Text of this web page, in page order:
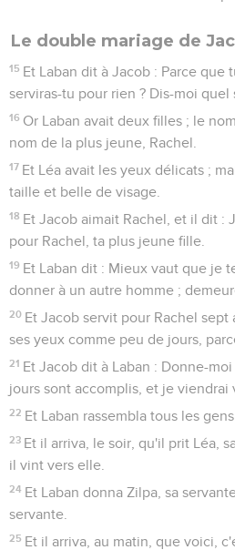
Le double mariage de
15 Et Laban dit à Jacob : Parce que
serviras-tu pour rien ? Dis-moi quel
16 Or Laban avait deux filles ; le
nom de la plus jeune, Rachel.
17 Et Léa avait les yeux délicats ;
taille et belle de visage.
18 Et Jacob aimait Rachel, et il dit :
pour Rachel, ta plus jeune fille.
19 Et Laban dit : Mieux vaut que je
donner à un autre homme ;
20 Et Jacob servit pour Rachel
ses yeux comme peu de jours,
21 Et Jacob dit à Laban : Donne-
jours sont accomplis, et je viendrai
22 Et Laban rassembla tous les
23 Et il arriva, le soir, qu'il prit Léa,
il vint vers elle.
24 Et Laban donna Zilpa, sa
servante.
25 Et il arriva, au matin, que voici,